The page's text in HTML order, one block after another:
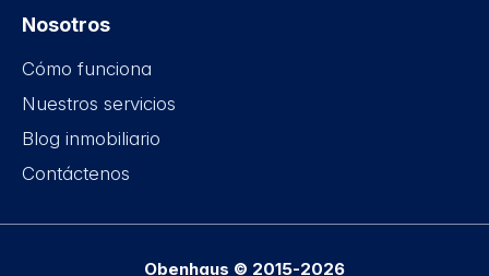
Nosotros
Cómo funciona
Nuestros servicios
Blog inmobiliario
Contáctenos
Obenhaus © 2015-2026